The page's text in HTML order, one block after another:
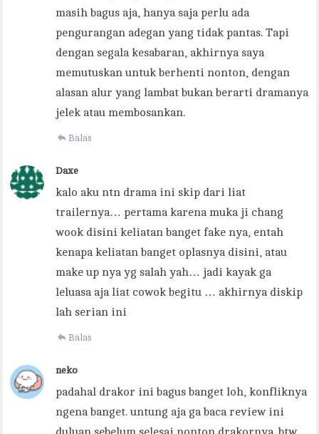
masih bagus aja, hanya saja perlu ada
pengurangan adegan yang tidak pantas. Tapi
dengan segala kesabaran, akhirnya saya
memutuskan untuk berhenti nonton, dengan
alasan alur yang lambat bukan berarti dramanya
jelek atau membosankan.
Balas
Daxe
kalo aku ntn drama ini skip dari liat
trailernya… pertama karena muka ji chang
wook disini keliatan banget fake nya, entah
kenapa keliatan banget oplasnya disini, atau
make up nya yg salah yah… jadi kayak ga
leluasa aja liat cowok begitu … akhirnya diskip
lah serian ini
Balas
neko
padahal drakor ini bagus banget loh, konfliknya
ngena banget. untung aja ga baca review ini